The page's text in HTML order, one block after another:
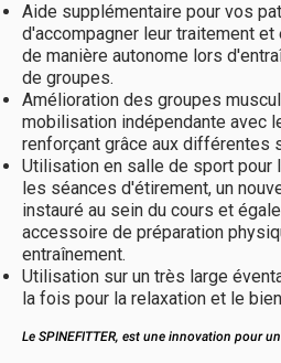
Aide supplémentaire pour vos
d'accompagner leur traitement
de manière autonome lors
de groupes.
Amélioration des groupes
mobilisation indépendante avec
renforçant grâce aux différentes
Utilisation en salle de sport pour
les séances d'étirement, un
instauré au sein du cours et
accessoire de préparation
entraînement.
Utilisation sur un très large
la fois pour la relaxation et le
Le SPINEFITTER, est une innovation pour